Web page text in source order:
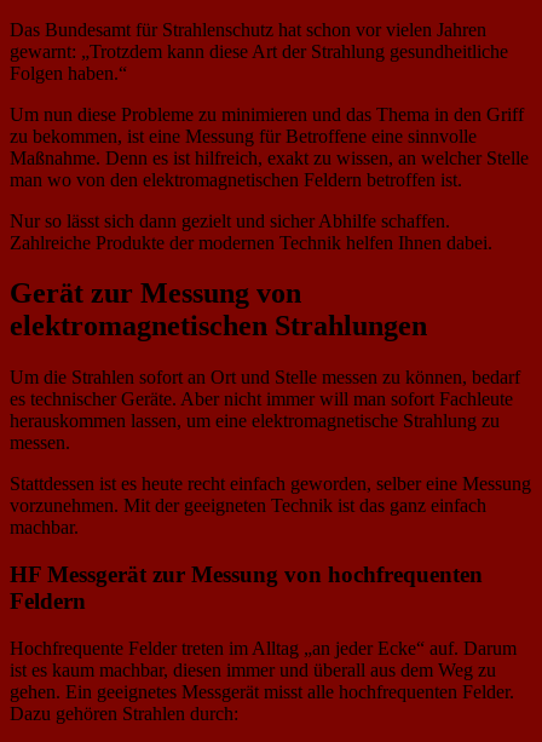
Das Bundesamt für Strahlenschutz hat schon vor vielen Jahren
gewarnt: „Trotzdem kann diese Art der Strahlung gesundheitliche
Folgen haben.“
Um nun diese Probleme zu minimieren und das Thema in den Griff
zu bekommen, ist eine Messung für Betroffene eine sinnvolle
Maßnahme. Denn es ist hilfreich, exakt zu wissen, an welcher Stelle
man wo von den elektromagnetischen Feldern betroffen ist.
Nur so lässt sich dann gezielt und sicher Abhilfe schaffen.
Zahlreiche Produkte der modernen Technik helfen Ihnen dabei.
Gerät zur Messung von
elektromagnetischen Strahlungen
Um die Strahlen sofort an Ort und Stelle messen zu können, bedarf
es technischer Geräte. Aber nicht immer will man sofort Fachleute
herauskommen lassen, um eine elektromagnetische Strahlung zu
messen.
Stattdessen ist es heute recht einfach geworden, selber eine Messung
vorzunehmen. Mit der geeigneten Technik ist das ganz einfach
machbar.
HF Messgerät zur Messung von hochfrequenten
Feldern
Hochfrequente Felder treten im Alltag „an jeder Ecke“ auf. Darum
ist es kaum machbar, diesen immer und überall aus dem Weg zu
gehen. Ein geeignetes Messgerät misst alle hochfrequenten Felder.
Dazu gehören Strahlen durch: